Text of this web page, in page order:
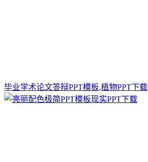
毕业学术论文答辩PPT模板,植物PPT下载